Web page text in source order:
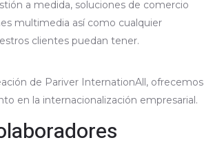
a medida, soluciones de comercio
multimedia así como cualquier
clientes puedan tener.
de Pariver InternationAll, ofrecemos
en la internacionalización empresarial.